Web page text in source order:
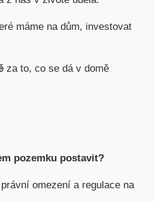
máme na dům, investovat
za to, co se dá v domě
pozemku postavit?
omezení a regulace na